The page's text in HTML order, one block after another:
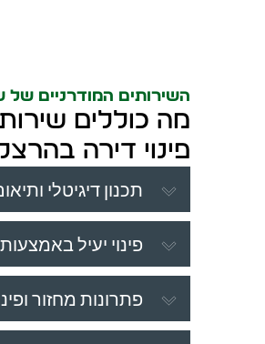
השירותים המודרניים של
מה כוללים
פינוי דירה
תכנון דיגיטלי
פינוי יעיל
פתרונות מחזור